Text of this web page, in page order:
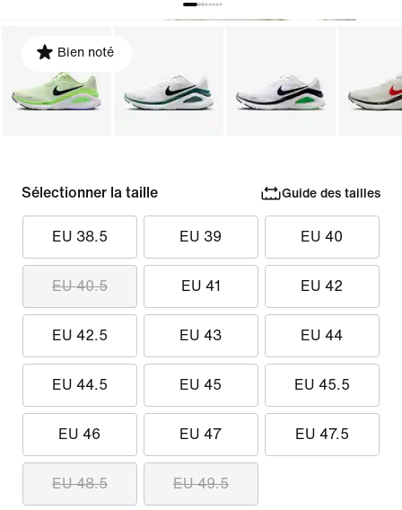
Bien noté
Sélectionner la taille Guide des tailles
EU 38.5 EU 39 EU 40
EU 40.5 EU 41 EU 42
EU 42.5 EU 43 EU 44
EU 44.5 EU 45 EU 45.5
EU 46 EU 47 EU 47.5
EU 48.5 EU 49.5